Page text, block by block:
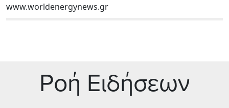
www.worldenergynews.gr
Ρoή Ειδήσεων